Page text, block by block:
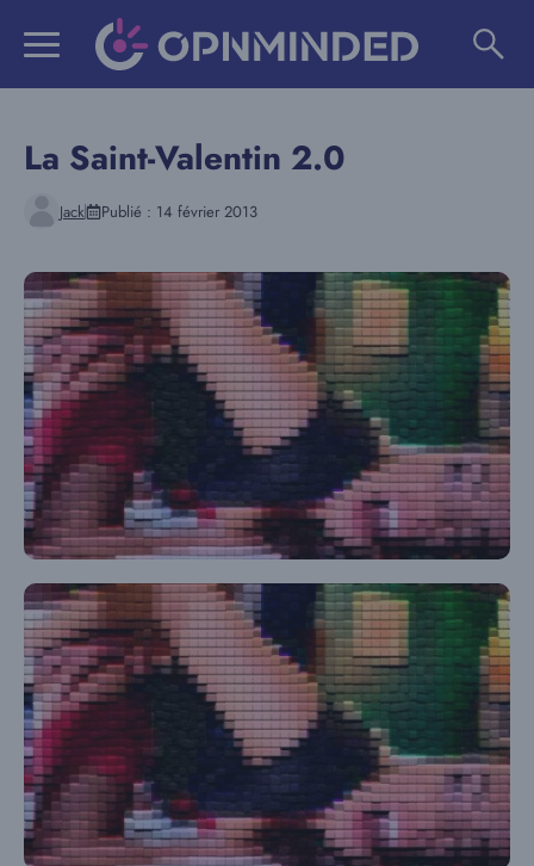
La Saint-Valentin 2.0
Jack Publié : 14 février 2013